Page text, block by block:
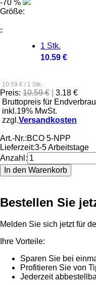
-70 %
Größe:
-
1 Stk.
10.59 €
10.59 € / 1 Stk.
Preis: 10.59 €
3.18 €
Bruttopreis für
inkl.19% MwSt.
zzgl.Versandkosten
Art.-Nr.:BCO 5-NPP
Lieferzeit:3-5 Arbeitstage
Anzahl:
Bestellen Sie
Melden Sie sich jetzt für
Ihre Vorteile:
Sparen Sie bei
Profitieren Sie von
Jederzeit